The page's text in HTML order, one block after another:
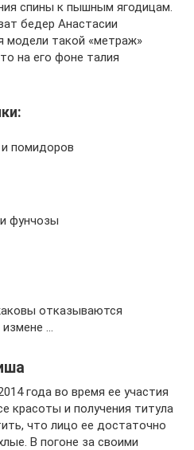
спины к пышным ягодицам.
бедер Анастасии
модели такой «метраж»
на его фоне талия
помидоров
фунчозы
отказываются
…
года во время ее участия
красоты и получения титула
что лицо ее достаточно
В погоне за своими